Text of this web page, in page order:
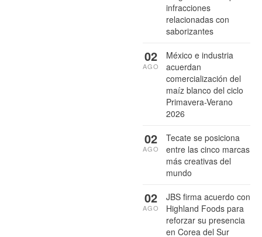
infracciones
relacionadas con
saborizantes
México e industria
acuerdan
comercialización del
maíz blanco del ciclo
Primavera-Verano
2026
02
AGO
Tecate se posiciona
entre las cinco marcas
más creativas del
mundo
02
AGO
JBS firma acuerdo con
Highland Foods para
reforzar su presencia
en Corea del Sur
02
AGO